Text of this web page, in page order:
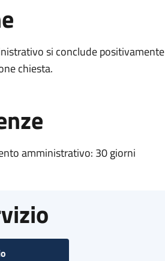
si conclude
chiesta.
amministrativo: 30 giorni